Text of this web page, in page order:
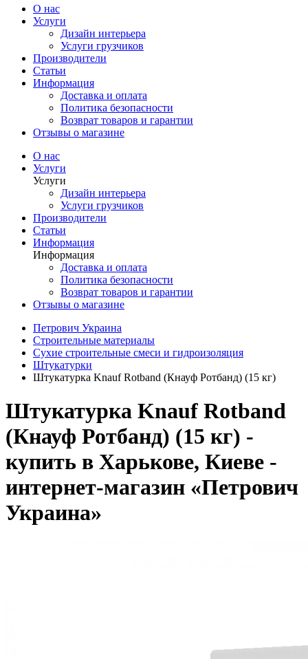
О нас
Услуги
Дизайн интерьера
Услуги грузчиков
Производители
Статьи
Информация
Доставка и оплата
Политика безопасности
Возврат товаров и гарантии
Отзывы о магазине
О нас
Услуги
Услуги
Дизайн интерьера
Услуги грузчиков
Производители
Статьи
Информация
Информация
Доставка и оплата
Политика безопасности
Возврат товаров и гарантии
Отзывы о магазине
Петрович Украина
Строительные материалы
Сухие строительные смеси и гидроизоляция
Штукатурки
Штукатурка Knauf Rotband (Кнауф Ротбанд) (15 кг)
Штукатурка Knauf Rotband
(Кнауф Ротбанд) (15 кг) -
купить в Харькове, Киеве -
интернет-магазин «Петрович
Украина»